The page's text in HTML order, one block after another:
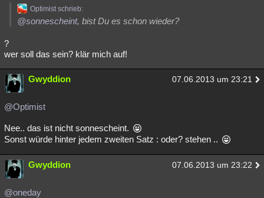
Optimist schrieb:
@sonnescheint, bist Du es schon wieder?
?
wer soll das sein? klär mich auf!
Gwyddion 07.06.2013 um 23:21
@Optimist
Nee.. das ist nicht sonnescheint.
Sonst würde hinter jedem zweiten Satz : oder? stehen ..
Gwyddion 07.06.2013 um 23:22
@oneday